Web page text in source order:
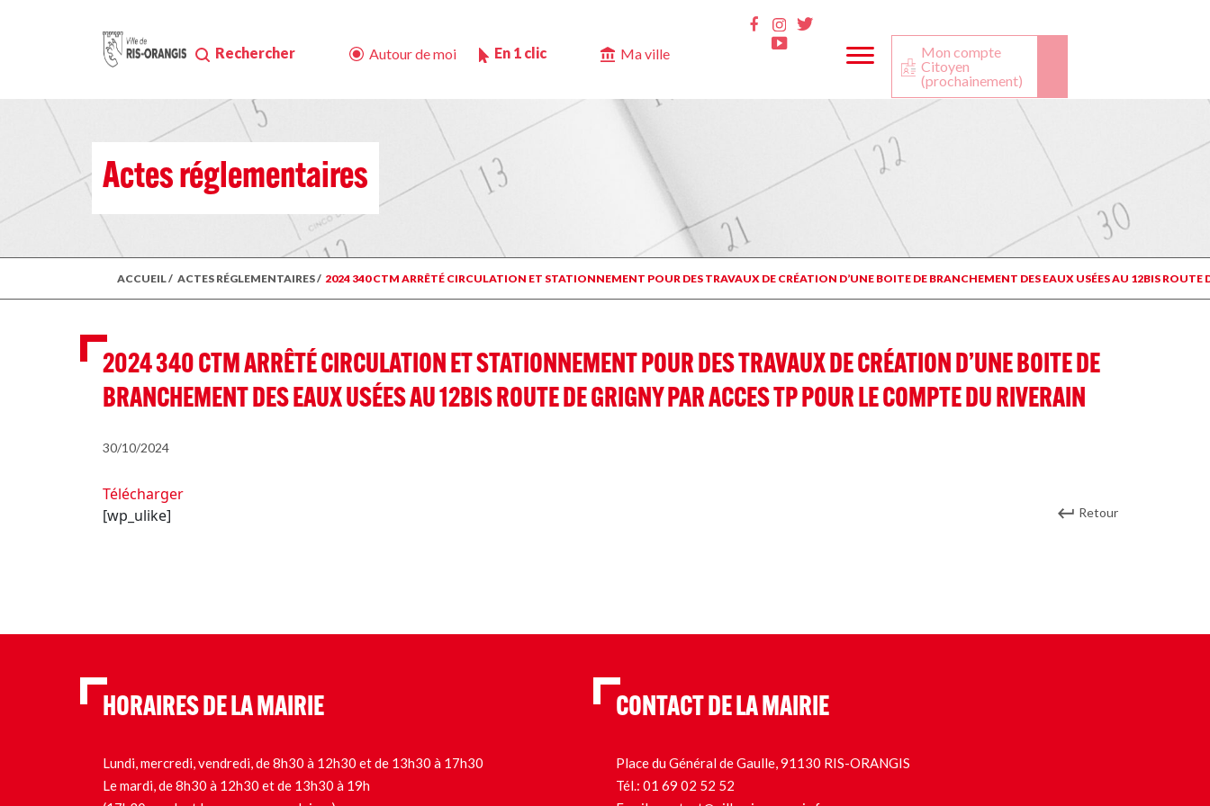
Rechercher Autour de moi En 1 clic Ma ville
Facebook
InstaTwitter
Youtube
Mon compte
Citoyen
(prochainement)
Actes réglementaires
ACCUEIL/ ACTES RÉGLEMENTAIRES/ 2024 340 CTM ARRÊTÉ CIRCULATION ET STATIONNEMENT POUR DES TRAVAUX DE CRÉATION D’UNE BOITE DE BRANCHEMENT DES EAUX USÉES AU 12BIS ROUTE
2024 340 CTM ARRÊTÉ CIRCULATION ET STATIONNEMENT POUR DES TRAVAUX DE CRÉATION D’UNE BOITE DE
BRANCHEMENT DES EAUX USÉES AU 12BIS ROUTE DE GRIGNY PAR ACCES TP POUR LE COMPTE DU RIVERAIN
30/10/2024
Télécharger
[wp_ulike]
Retour
HORAIRES DE LA MAIRIE
Lundi, mercredi, vendredi, de 8h30 à 12h30 et de 13h30 à 17h30
Le mardi, de 8h30 à 12h30 et de 13h30 à 19h
CONTACT DE LA MAIRIE
Place du Général de Gaulle, 91130 RIS-ORANGIS
Tél.: 01 69 02 52 52